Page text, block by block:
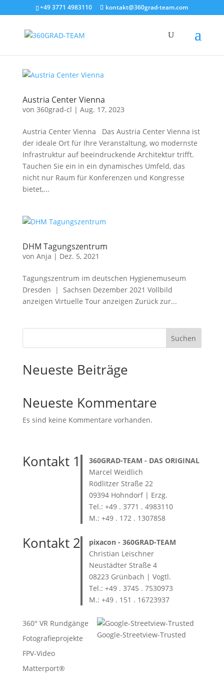
+49 3771 4983110 kontakt@360grad-team.com
Austria Center Vienna
von 360grad-cl | Aug. 17, 2023
Austria Center Vienna Das Austria Center Vienna ist
der ideale Ort für Ihre Veranstaltung, wo modernste
Infrastruktur auf beeindruckende Architektur trifft.
Tauchen Sie ein in ein dynamisches Umfeld, das
nicht nur Raum für Konferenzen und Kongresse
bietet,...
DHM Tagungszentrum
von Anja | Dez. 5, 2021
Tagungszentrum im deutschen Hygienemuseum
Dresden | Sachsen Dezember 2021 Vollbild
anzeigen Virtuelle Tour anzeigen Zurück zur...
Suchen
Neueste Beiträge
Neueste Kommentare
Es sind keine Kommentare vorhanden.
Kontakt 1 360GRAD-TEAM - DAS ORIGINAL
Marcel Weidlich
Rödlitzer Straße 22
09394 Hohndorf | Erzg.
Tel.: +49 . 3771 . 4983110
M.: +49 . 172 . 1307858
Kontakt 2 pixacon - 360GRAD-TEAM
Christian Leischner
Neustädter Straße 4
08223 Grünbach | Vogtl.
Tel.: +49 . 3745 . 7530973
M.: +49 . 151 . 16723937
360° VR Rundgänge
Fotografieprojekte
FPV-Video
Matterport®
Google-Streetview-Trusted